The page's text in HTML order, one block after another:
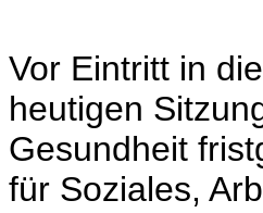
Vor Eintritt in
heutigen
Gesundheit
für Soziales,